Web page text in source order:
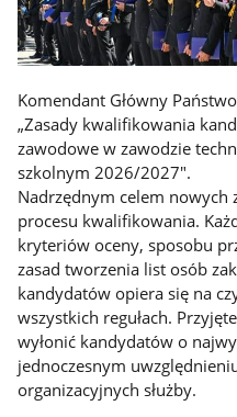
Komendant Główny
„Zasady kwalifikowania
zawodowe w zawodzie
szkolnym 2026/2027".
Nadrzędnym celem nowych
procesu kwalifikowania.
kryteriów oceny, sposobu
zasad tworzenia list osób
kandydatów opiera się na
wszystkich regułach.
wyłonić kandydatów o
jednoczesnym
organizacyjnych służby.